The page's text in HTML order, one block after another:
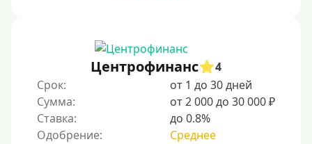
Центрофинанс
4
Срок:
от 1 до 30 дней
Сумма:
от 2 000 до 30 000 ₽
Ставка:
до 0.8%
Одобрение:
Среднее